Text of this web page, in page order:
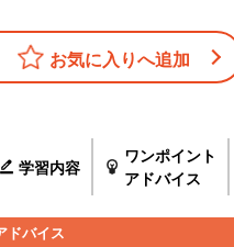
お気に入りへ追加
学習内容
ワンポイント
アドバイス
ドバイス